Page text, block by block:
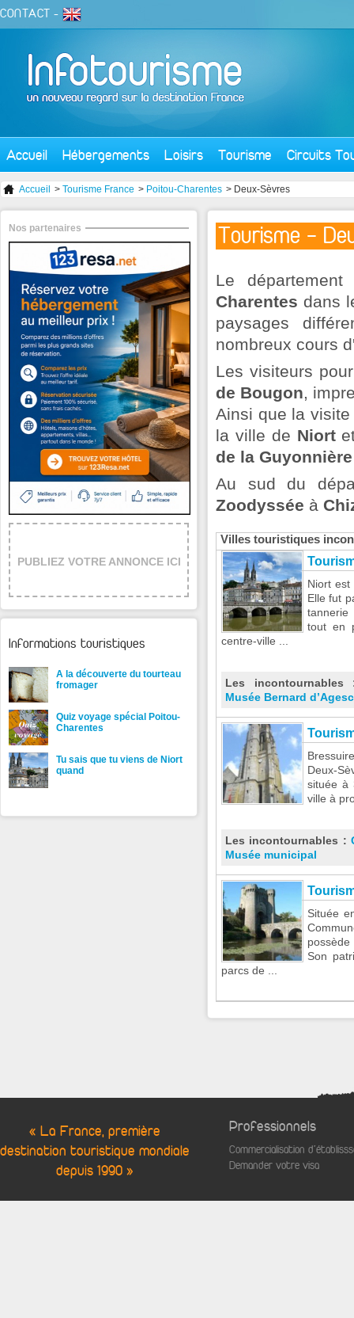
CONTACT -
Accueil Hébergements Loisirs Tourisme Circuits
Accueil > Tourisme France > Poitou-Charentes > Deux-Sèvres
Tourisme -
Le
Charentes dans
paysages
nombreux cours
Les visiteurs
de Bougon,
Ainsi que la
la ville de Niort
de la Guyonnière
Au sud du
Zoodyssée à
Villes touristiques
Niort
Elle fut
tout en
centre-ville ...
Les
Musée Bernard
Deux-
située à
ville à
Les incontournables :
Musée municipal
Située
Son
parcs de ...
Nos partenaires
PUBLIEZ VOTRE ANNONCE ICI
Informations touristiques
A la découverte du tourteau
fromager
Quiz voyage spécial Poitou-
Charentes
Tu sais que tu viens de Niort
quand
« La France, première
destination touristique mondiale
depuis 1990 »
Professionnels
Commercialisation
Demander votre visa